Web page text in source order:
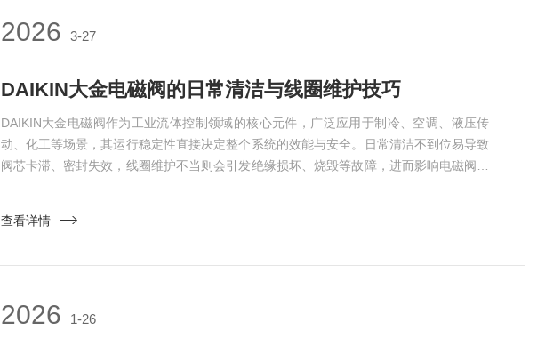
2026 3-27
DAIKIN大金电磁阀的日常清洁与线圈维护技巧
DAIKIN大金电磁阀作为工业流体控制领域的核心元件，广泛应用于制冷、空调、液压传
动、化工等场景，其运行稳定性直接决定整个系统的效能与安全。日常清洁不到位易导致
阀芯卡滞、密封失效，线圈维护不当则会引发绝缘损坏、烧毁等故障，进而影响电磁阀启
考，助力延长设备使用寿命、保障系统稳定运行。一、日常清洁技巧：规避阀芯卡滞，保
查看详情
2026 1-26